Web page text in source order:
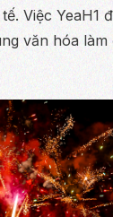
Việc YeaH1
văn hóa